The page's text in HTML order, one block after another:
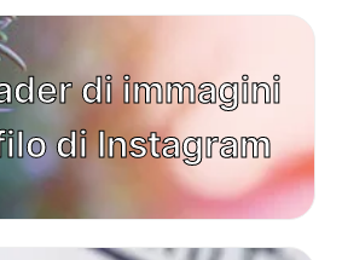
di immagini
di Instagram